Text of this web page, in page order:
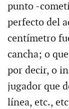
punto -
perfecto del
centímetro
cancha; o
por decir, o
jugador que
línea, etc.,